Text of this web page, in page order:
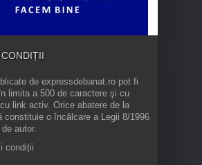
de expressdebanat.ro pot fi
limita a 500 de caractere şi cu
link activ. Orice abatere de la
constituie o încălcare a Legii 8/1996
autor.
condiții